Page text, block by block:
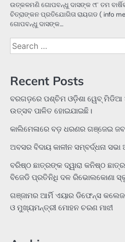
ଉତ୍କଳମଣି ଗୋପବନ୍ଧୁ ଦାସଙ୍କ ୯୮ ତମ
ଚିତ୍ରାଙ୍କନ ପ୍ରତିଯୋଗିତା ରାୟଗଡ ( info
ଗୋପବନ୍ଧୁ ଦାସଙ୍କ…
Search
for:
Recent Posts
ବରଗଡ଼ରେ ପଶ୍ଚିମ ଓଡ଼ିଶା ୱେବ୍ ମିଡିଆ
ଉତ୍ସବ ପାଳିତ ହୋଇଯାଇଛି।
କାଲିମେଳାରେ ବଡ଼ ଧରଣର ଗଞ୍ଜେଇ
ଅବସର ବିଦାୟ କାଳୀନ ସମ୍ବର୍ଦ୍ଧନା
ବରିଷ୍ଠ ଛାତ୍ରଙ୍କ ଦ୍ୱାରା କନିଷ୍ଠ
ବିଜେଡି ପ୍ରତିନିଧି ଦଳ ରିଭୋଲକୋଣା
ଗଞ୍ଜାମର ଆର୍ମି ଏୟାର ଡିଫେନ୍ସ
ଓ ମୁଖ୍ୟମନ୍ତ୍ରୀ ମୋହନ ଚରଣ ମାଝୀ